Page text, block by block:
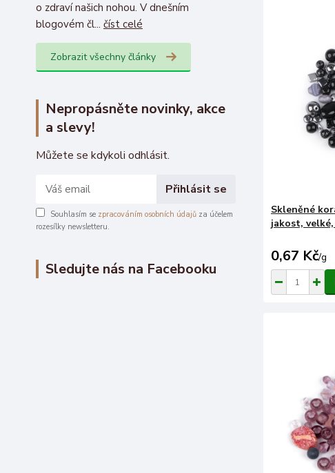
o zdraví našich nohou. V dnešním
blogovém čl... číst celé
Zobrazit všechny články
Nepropásněte novinky, akce
a slevy!
Můžete se kdykoli odhlásit.
Přihlásit se
Souhlasím se zpracováním osobních údajů za účelem
rozesílky newsletteru.
Sledujte nás na Facebooku
Skleněné
jakost,
0,67 Kč/g